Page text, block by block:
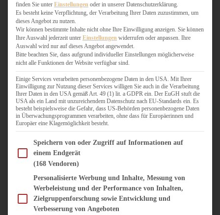
HERZHAFT
BURGER & SANDWICHES
FIX AUF DEM TISCH
FLEISCH & FISCH
GRILLEN / BARBECUE
HERZHAFTES BACKEN
ONE-POT-GERICHTE
PASTA & NUDELGERICHTE
PIZZA, TARTES & QUICHES
REIS & RISOTTO
SALATE & SNACKS
SUPPENKASPEREIEN
VORSPEISEN
SÜSS & HERZHAFT
BROTAUFSTRICH
finden Sie unter Einstellungen oder in unserer Datenschutzerklärung.
Es besteht keine Verpflichtung, der Verarbeitung Ihrer Daten zuzustimmen, um
dieses Angebot zu nutzen.
Wir können bestimmte Inhalte nicht ohne Ihre Einwilligung anzeigen. Sie können
Ihre Auswahl jederzeit unter Einstellungen widerrufen oder anpassen. Ihre
Auswahl wird nur auf dieses Angebot angewendet.
Bitte beachten Sie, dass aufgrund individueller Einstellungen möglicherweise
nicht alle Funktionen der Website verfügbar sind.
Einige Services verarbeiten personenbezogene Daten in den USA. Mit Ihrer
Einwilligung zur Nutzung dieser Services willigen Sie auch in die Verarbeitung
Ihrer Daten in den USA gemäß Art. 49 (1) lit. a GDPR ein. Der EuGH stuft die
USA als ein Land mit unzureichendem Datenschutz nach EU-Standards ein. Es
besteht beispielsweise die Gefahr, dass US-Behörden personenbezogene Daten
in Überwachungsprogrammen verarbeiten, ohne dass für Europäerinnen und
Europäer eine Klagemöglichkeit besteht.
Im Folgenden finden Sie eine Liste der Zwecke des IAB Transparency and Consent
Speichern von oder Zugriff auf Informationen auf
einem Endgerät
(168 Vendoren)
Personalisierte Werbung und Inhalte, Messung von
Werbeleistung und der Performance von Inhalten,
Zielgruppenforschung sowie Entwicklung und
Verbesserung von Angeboten